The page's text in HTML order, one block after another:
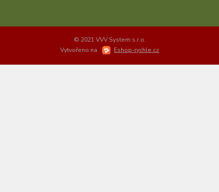
© 2021 VVV System s.r.o.
Vytvořeno na
Eshop-rychle.cz